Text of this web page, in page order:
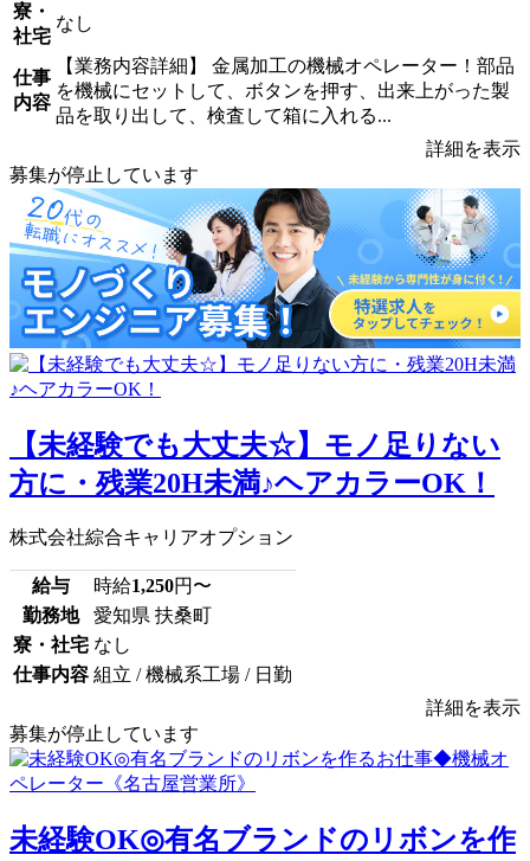
寮・
社宅
なし
仕事
内容
【業務内容詳細】 金属加工の機械オペレーター！部品
を機械にセットして、ボタンを押す、出来上がった製
品を取り出して、検査して箱に入れる...
詳細を表示
募集が停止しています
【未経験でも大丈夫☆】モノ足りない
方に・残業20H未満♪ヘアカラーOK！
株式会社綜合キャリアオプション
給与 時給1,250円〜
勤務地
愛知県 扶桑町
寮・社宅 なし
仕事内容 組立 / 機械系工場 / 日勤
詳細を表示
募集が停止しています
未経験OK◎有名ブランドのリボンを作